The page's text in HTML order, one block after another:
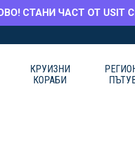
СТАНИ ЧАСТ ОТ USIT
КРУИЗНИ
КОРАБИ